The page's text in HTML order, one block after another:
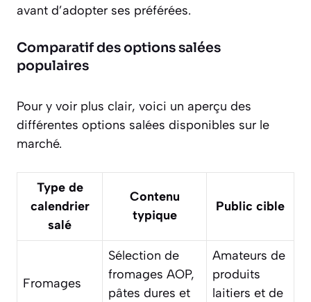
avant d’adopter ses préférées.
Comparatif des options salées
populaires
Pour y voir plus clair, voici un aperçu des
différentes options salées disponibles sur le
marché.
Type de
calendrier
salé
Contenu
typique
Public cible
Fromages
Sélection de
fromages AOP,
pâtes dures et
Amateurs de
produits
laitiers et de